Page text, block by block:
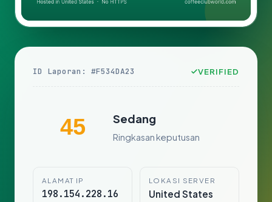
ID Laporan: #F534DA23 VERIFIED
45 Sedang
Ringkasan keputusan
ALAMAT IP
198.154.228.16
LOKASI SERVER
United States